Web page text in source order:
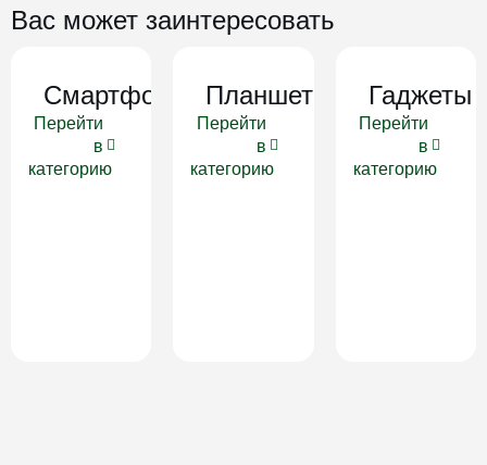
Вас может заинтересовать
Смартфоны
Перейти
в
категорию
Планшеты
Перейти
в
категорию
Гаджеты
Перейти
в
категорию